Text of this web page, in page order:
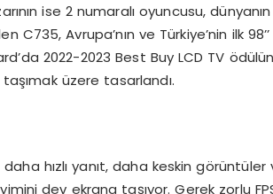
ise 2 numaralı oyuncusu,
Avrupa’nın ve Türkiye’nin ilk 98’’
2022-2023 Best Buy LCD TV
üzere tasarlandı.
hızlı yanıt, daha keskin görüntüler
dev ekrana taşıyor. Gerek zorlu FPS